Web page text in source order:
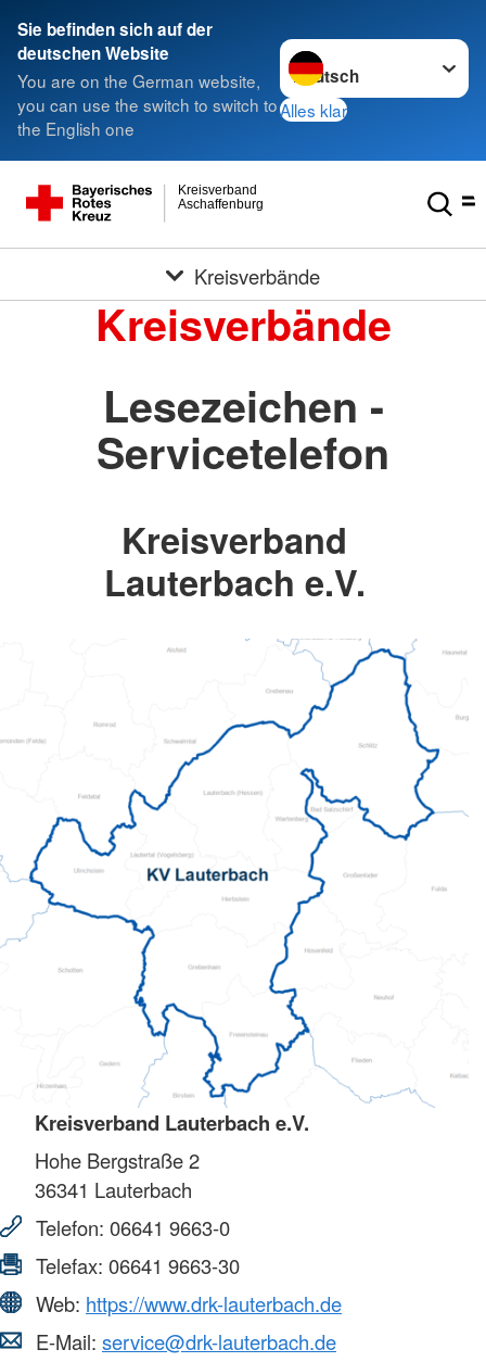
Sie befinden sich auf der
deutschen Website
You are on the German website,
you can use the switch to switch to
the English one
Sprache wechseln zu
Alles klar
Aschaffenburg
Kreisverband
Kreisverbände
Kreisverbände
Lesezeichen -
Servicetelefon
Kreisverband
Lauterbach e.V.
Kreisverband Lauterbach e.V.
Hohe Bergstraße 2
36341 Lauterbach
Telefon: 06641 9663-0
Telefax: 06641 9663-30
Web: https://www.drk-lauterbach.de
E-Mail: service@drk-lauterbach.de